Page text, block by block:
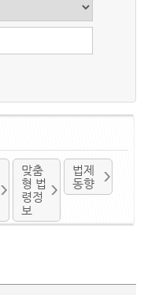
맞춤
형 법
령정
보
법제
동향